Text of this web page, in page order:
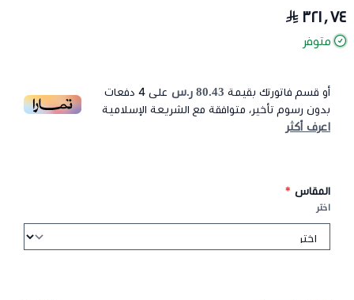
٣٢١٫٧٤
متوفر
أو قسم فاتورتك بقيمة 80.43 ر.س على 4 دفعات
بدون رسوم تأخير، متوافقة مع الشريعة الإسلامية
اعرف أكثر
المقاس *
اختر